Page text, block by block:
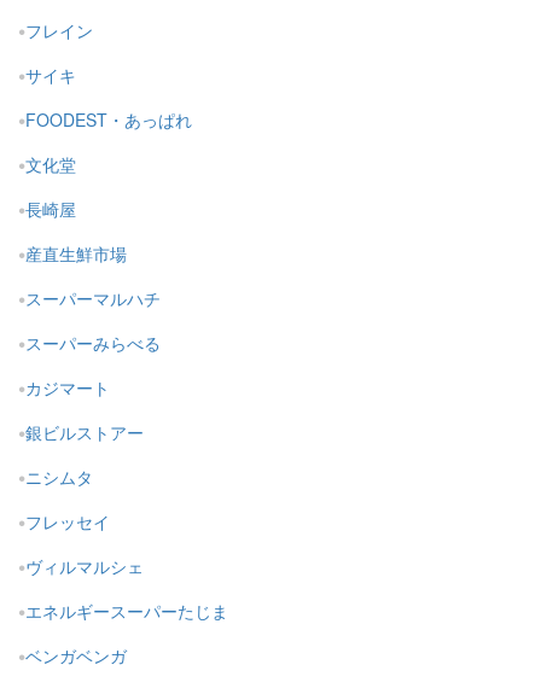
フレイン
サイキ
FOODEST・あっぱれ
文化堂
長崎屋
産直生鮮市場
スーパーマルハチ
スーパーみらべる
カジマート
銀ビルストアー
ニシムタ
フレッセイ
ヴィルマルシェ
エネルギースーパーたじま
ベンガベンガ